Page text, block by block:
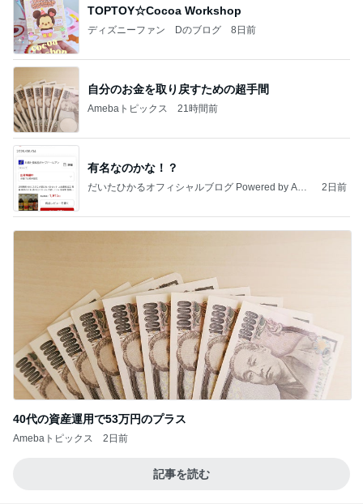
TOPTOY☆Cocoa Workshop
ディズニーファン Dのブログ 8日前
自分のお金を取り戻すための超手間
Amebaトピックス 21時間前
有名なのかな！？
だいたひかるオフィシャルブログ Powered by Ame
2日前
40代の資産運用で53万円のプラス
Amebaトピックス 2日前
記事を読む